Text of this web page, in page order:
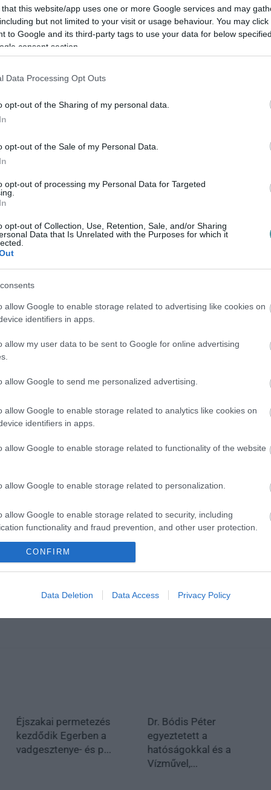
that this website/app uses one or more Google services and may
but not limited to your visit or usage behaviour. You may
to Google and its third-party tags to use your data for below
consent section.
Data Processing Opt Outs
opt-out of the Sharing of my personal data.
opt-out of the Sale of my Personal Data.
opt-out of processing my Personal Data for Targeted
opt-out of Collection, Use, Retention, Sale, and/or Sharing
Data that Is Unrelated with the Purposes for which it
allow Google to enable storage related to advertising like cookies on
identifiers in apps.
allow my user data to be sent to Google for online advertising
allow Google to send me personalized advertising.
allow Google to enable storage related to analytics like cookies on
identifiers in apps.
allow Google to enable storage related to functionality of the website
allow Google to enable storage related to personalization.
allow Google to enable storage related to security, including
functionality and fraud prevention, and other user protection.
CONFIRM
Data Deletion Data Access Privacy Policy
akcióhoz, amelyetjúlius 17-én,
nem a legmelegebb órákban.
felhívni a kutyatartók figyelmét,
megőrzése.
cipővel járni, nem beszélve a
"kutyakakiban dagonyázni"
lakótelepeken felmérni a kutyakukák
az akciónak, és bíznak abban,
számú önkéntessel folytatás
is. Az önkéntesek jelentkezését az
alatt áll. Megtekintéséhez
e-mail címen várják.
az EGRI ÜGYEK Google Hírek oldalán!
Éjszakai permetezés
kezdődik Egerben a
vadgesztenye- és p...
Dr. Bódis Péter
egyeztetett a
hatóságokkal és a
Vízművel,...